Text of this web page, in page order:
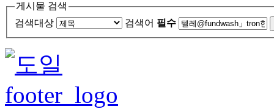
게시물 검색
검색대상
검색어 필수